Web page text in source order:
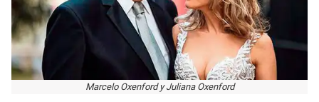
Marcelo Oxenford y Juliana Oxenford